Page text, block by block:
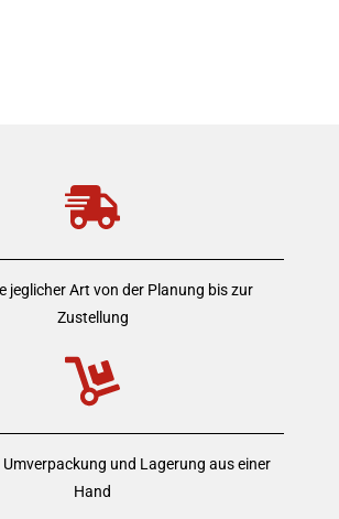
jeglicher Art von der Planung bis zur
Zustellung
und Lagerung aus einer
Hand